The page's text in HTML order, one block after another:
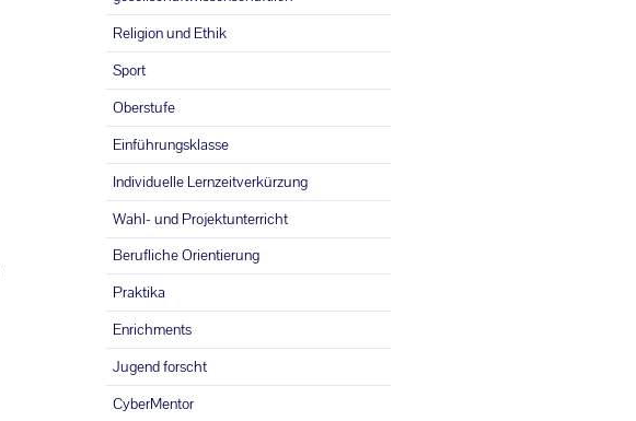
Religion und Ethik
Sport
Oberstufe
Einführungsklasse
Individuelle Lernzeitverkürzung
Wahl- und Projektunterricht
Berufliche Orientierung
Praktika
Enrichments
Jugend forscht
CyberMentor